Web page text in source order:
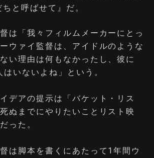
ちと呼ばせて』だ。
は「我々フィルムメーカーにとっ
ウァイ監督は、アイドルのような
い理由は何もなかったし、彼に
いないよね」という。
デアの提示は「バケット・リス
ぬまでにやりたいことリスト映
った。
は脚本を書くにあたって1年間ウ